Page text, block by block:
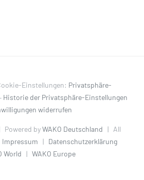
Einstellungen: Privatsphäre-
Historie der Privatsphäre-Einstellungen
widerrufen
byWAKO Deutschland | All
Impressum | Datenschutzerklärung
World | WAKO Europe